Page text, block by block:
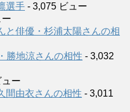
選手 - 3,075 ビュー
と俳優・杉浦太陽さんの相
勝地涼さんの相性 - 3,032
ー
間由衣さんの相性 - 3,011